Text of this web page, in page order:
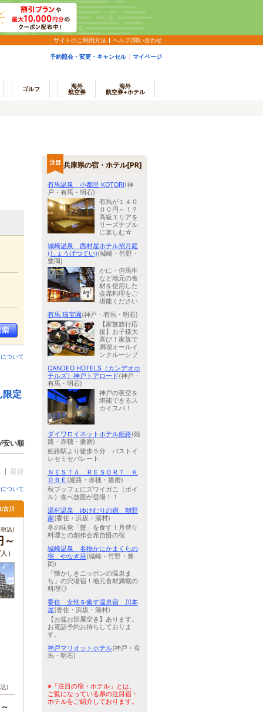
サイトのご利用方法 ヘルプ/問い合わせ
予約照会・変更・キャンセル マイページ
ゴルフ
海外
航空券
海外
航空券+ホテル
ついて
定
安い順
最後
ついて
古川
込)
）
)
兵庫県の宿・ホテル[PR]
有馬温泉 小都里 KOTORI(神
戸・有馬・明石)
有馬が１４０
００円～！？
高級エリアを
リーズナブル
に楽しむ☆
城崎温泉 西村屋ホテル招月庭
(しょうげつてい)(城崎・竹野・
豊岡)
かに・但馬牛
など地元の食
材を使用した
会席料理をご
堪能ください
有馬 瑞宝園(神戸・有馬・明石)
【家族旅行応
援】お子様大
喜び！家族で
満喫オールイ
ンクルーシブ
CANDEO HOTELS（カンデオホ
テルズ）神戸トアロード(神戸・
有馬・明石)
神戸の夜空を
堪能できるス
カイスパ！
ダイワロイネットホテル姫路(姫
路・赤穂・播磨)
姫路駅より徒歩５分 バストイ
レセミセパレート
ＮＥＳＴＡ ＲＥＳＯＲＴ Ｋ
ＯＢＥ (姫路・赤穂・播磨)
秋ブッフェにズワイガニ（ボイ
ル）食べ放題が登場！！
湯村温泉 ゆけむりの宿 朝野
家(香住・浜坂・湯村)
冬の味覚「蟹」を食す！月替り
料理との創作会席自慢の宿
城崎温泉 名物かにかまくらの
宿 やなぎ荘(城崎・竹野・豊
岡)
「懐かしきニッポンの温泉ま
ち」の穴場宿！地元食材満載の
料理◎
香住 女性を癒す温泉宿 川本
屋(香住・浜坂・湯村)
【お盆お部屋空き】あります。
お電話予約お待ちしておりま
す。
神戸マリオットホテル(神戸・有
馬・明石)
※「注目の宿・ホテル」とは、
ご覧になっている県の注目宿・
ホテルをご紹介しております。